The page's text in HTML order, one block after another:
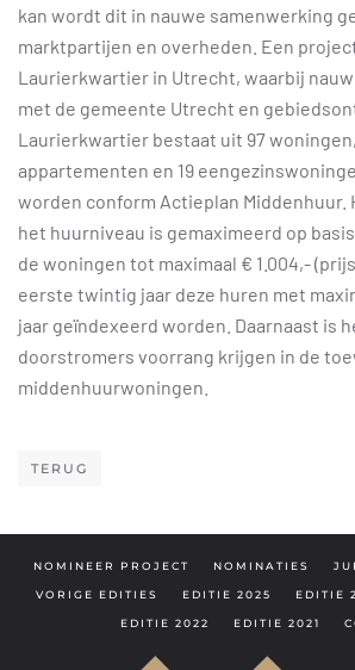
kan wordt dit in nauwe samenwerking
marktpartijen en overheden. Een
Laurierkwartier in Utrecht, waarbij
met de gemeente Utrecht en
Laurierkwartier bestaat uit 97
appartementen en 19
worden conform Actieplan Middenhuur.
het huurniveau is gemaximeerd op
de woningen tot maximaal € 1.004,-
eerste twintig jaar deze huren met
jaar geïndexeerd worden. Daarnaast is
doorstromers voorrang krijgen in de
middenhuurwoningen.
TERUG
NOMINEER PROJECT NOMINATIES
VORIGE EDITIES EDITIE 2025 EDITIE
EDITIE 2022 EDITIE 2021